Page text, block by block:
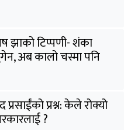
झाको टिप्पणी- शंका
अब कालो चस्मा पनि
प्रश्न: केले रोक्यो
?